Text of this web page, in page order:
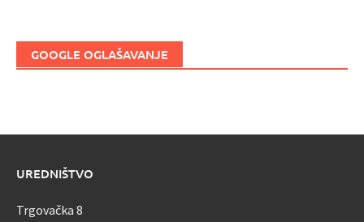
GOOGLE OGLAŠAVANJE
UREDNIŠTVO
Trgovačka 8